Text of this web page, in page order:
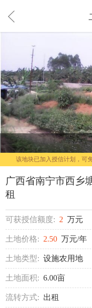
该地块已加入授信计划，可
广西省南宁市西乡
租
可获授信额度: 2 万元
土地价格: 2.50 万元/年
土地类型: 设施农用地
土地面积: 6.00亩
流转方式: 出租